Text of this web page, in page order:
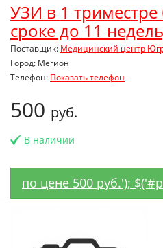
УЗИ в 1
сроке до 11
Поставщик: Медицинский центр
Город: Мегион
Телефон: Показать телефон
500 руб.
В наличии
по цене 500 руб.');